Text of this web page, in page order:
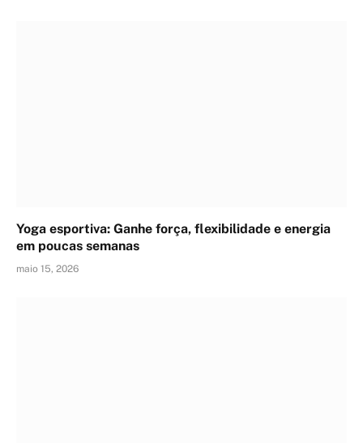
Yoga esportiva: Ganhe força, flexibilidade e energia
em poucas semanas
maio 15, 2026